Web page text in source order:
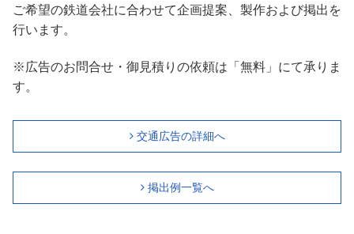
ご希望の鉄道会社に合わせて企画提案、製作および掲出を
行います。
※広告のお問合せ・御見積りの依頼は「無料」にて承りま
す。
交通広告の詳細へ
掲出例一覧へ